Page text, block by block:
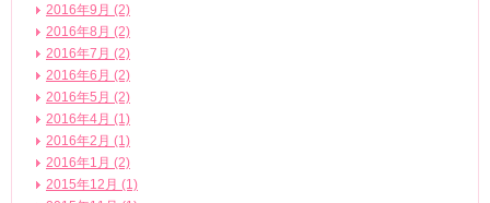
2016年9月 (2)
2016年8月 (2)
2016年7月 (2)
2016年6月 (2)
2016年5月 (2)
2016年4月 (1)
2016年2月 (1)
2016年1月 (2)
2015年12月 (1)